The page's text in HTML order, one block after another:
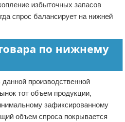
избыточных запасов
спрос балансирует на нижней
по нижнему
производственной
тот объем продукции,
зафиксированному
объем спроса покрывается